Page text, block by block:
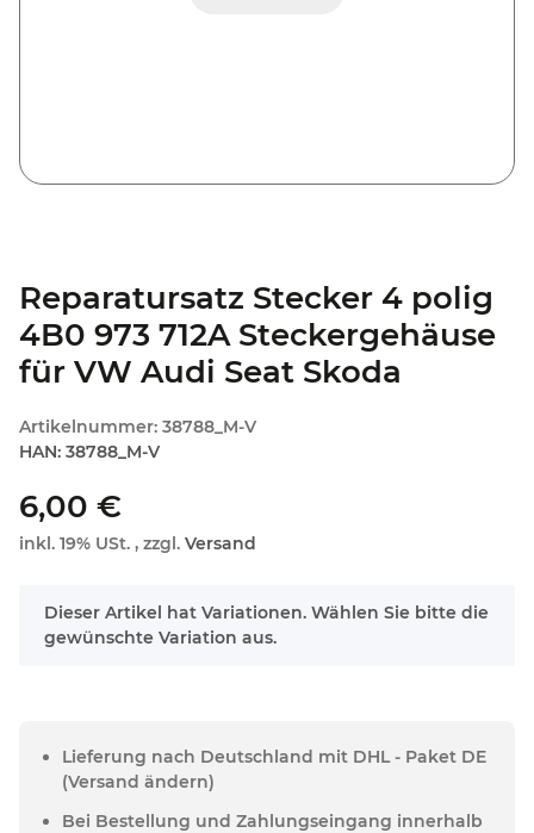
Reparatursatz Stecker 4 polig
4B0 973 712A Steckergehäuse
für VW Audi Seat Skoda
Artikelnummer: 38788_M-V
HAN: 38788_M-V
6,00 €
inkl. 19% USt. , zzgl. Versand
x
Dieser Artikel hat Variationen. Wählen Sie bitte die
gewünschte Variation aus.
Lieferung nach Deutschland mit DHL - Paket DE
(Versand ändern)
Bei Bestellung und Zahlungseingang innerhalb